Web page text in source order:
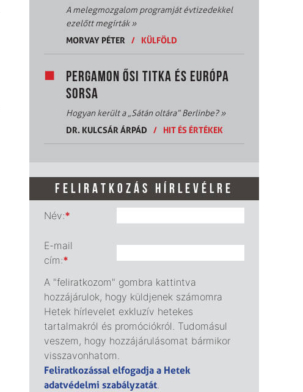
A melegmozgalom programját évtizedekkel
ezelőtt megírták»
MORVAY PÉTER
/ KÜLFÖLD
PERGAMON ŐSI TITKA ÉS EURÓPA
SORSA
Hogyan került a „Sátán oltára” Berlinbe?»
DR. KULCSÁR ÁRPÁD
/ HIT ÉS ÉRTÉKEK
FELIRATKOZÁS HÍRLEVÉLRE
Név:*
E-mail
cím:*
A "feliratkozom" gombra kattintva
hozzájárulok, hogy küldjenek számomra
Hetek hírlevelet exkluzív hetekes
tartalmakról és promóciókról. Tudomásul
veszem, hogy hozzájárulásomat bármikor
visszavonhatom.
Feliratkozással elfogadja a Hetek
adatvédelmi szabályzatát.